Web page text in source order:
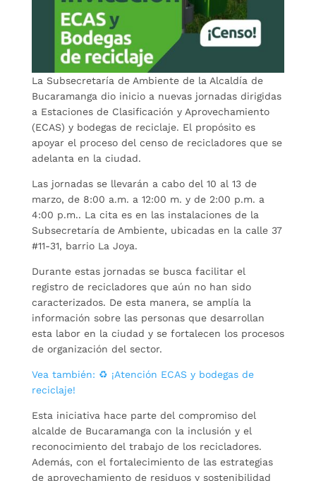
La Subsecretaría de Ambiente de la Alcaldía de
Bucaramanga dio inicio a nuevas jornadas dirigidas
a Estaciones de Clasificación y Aprovechamiento
(ECAS) y bodegas de reciclaje. El propósito es
apoyar el proceso del censo de recicladores que se
adelanta en la ciudad.
Las jornadas se llevarán a cabo del 10 al 13 de
marzo, de 8:00 a.m. a 12:00 m. y de 2:00 p.m. a
4:00 p.m.. La cita es en las instalaciones de la
Subsecretaría de Ambiente, ubicadas en la calle 37
#11-31, barrio La Joya.
Durante estas jornadas se busca facilitar el
registro de recicladores que aún no han sido
caracterizados. De esta manera, se amplía la
información sobre las personas que desarrollan
esta labor en la ciudad y se fortalecen los procesos
de organización del sector.
Vea también: ♻️ ¡Atención ECAS y bodegas de
reciclaje!
Esta iniciativa hace parte del compromiso del
alcalde de Bucaramanga con la inclusión y el
reconocimiento del trabajo de los recicladores.
Además, con el fortalecimiento de las estrategias
de aprovechamiento de residuos y sostenibilidad